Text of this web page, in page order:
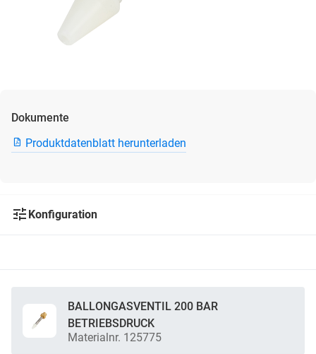
Dokumente
Produktdatenblatt herunterladen
Konfiguration
BALLONGASVENTIL 200 BAR
BETRIEBSDRUCK
Materialnr. 125775